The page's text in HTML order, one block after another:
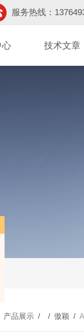
服务热线：
心 技术文章
产品展示 / / 傲颖 /